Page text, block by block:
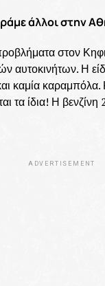
άλλοι στην
στον
αυτοκινήτων. Η
καμία
τα ίδια! Η βενζίνη
ADVERTISEMENT